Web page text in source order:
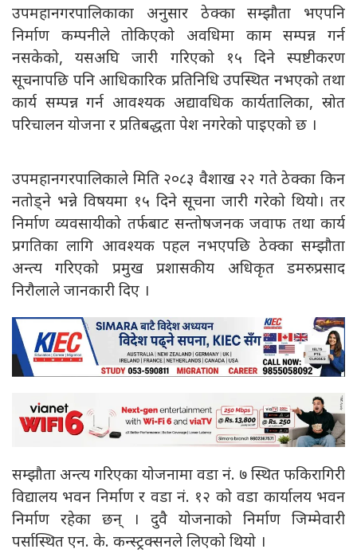
उपमहानगरपालिकाका अनुसार ठेक्का सम्झौता भएपनि
निर्माण कम्पनीले तोकिएको अवधिमा काम सम्पन्न गर्न
नसकेको, यसअघि जारी गरिएको १५ दिने स्पष्टीकरण
सूचनापछि पनि आधिकारिक प्रतिनिधि उपस्थित नभएको तथा
कार्य सम्पन्न गर्न आवश्यक अद्यावधिक कार्यतालिका, स्रोत
परिचालन योजना र प्रतिबद्धता पेश नगरेको पाइएको छ ।
उपमहानगरपालिकाले मिति २०८३ वैशाख २२ गते ठेक्का किन
नतोड्ने भन्ने विषयमा १५ दिने सूचना जारी गरेको थियो। तर
निर्माण व्यवसायीको तर्फबाट सन्तोषजनक जवाफ तथा कार्य
प्रगतिका लागि आवश्यक पहल नभएपछि ठेक्का सम्झौता
अन्त्य गरिएको प्रमुख प्रशासकीय अधिकृत डमरुप्रसाद
निरौलाले जानकारी दिए ।
सम्झौता अन्त्य गरिएका योजनामा वडा नं. ७ स्थित फकिरागिरी
विद्यालय भवन निर्माण र वडा नं. १२ को वडा कार्यालय भवन
निर्माण रहेका छन् । दुवै योजनाको निर्माण जिम्मेवारी
पर्सास्थित एन. के. कन्स्ट्रक्सनले लिएको थियो ।